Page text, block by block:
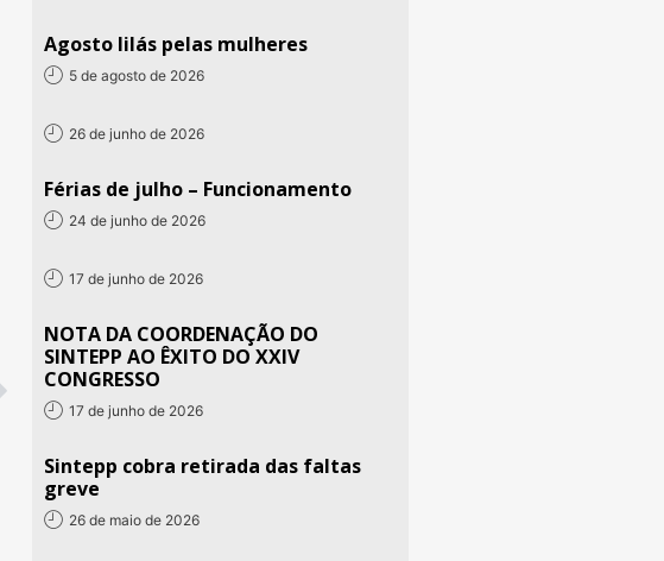
Agosto lilás pelas mulheres
5 de agosto de 2026
26 de junho de 2026
Férias de julho – Funcionamento
24 de junho de 2026
17 de junho de 2026
NOTA DA COORDENAÇÃO DO
SINTEPP AO ÊXITO DO XXIV
CONGRESSO
17 de junho de 2026
Sintepp cobra retirada das faltas
greve
26 de maio de 2026